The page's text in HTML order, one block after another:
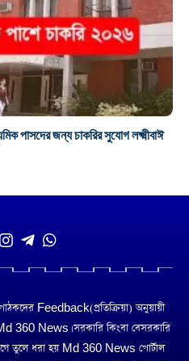
জন্য চাকরির সুযোগ লক্ষ্মীবাঈ
Feedback(প্রতিক্রিয়া) অনুয়ায়ী
Md 360 News। সরকারি কিংবা বেসরকারি
তুলে ধরা হয় Md 360 News পোর্টাল